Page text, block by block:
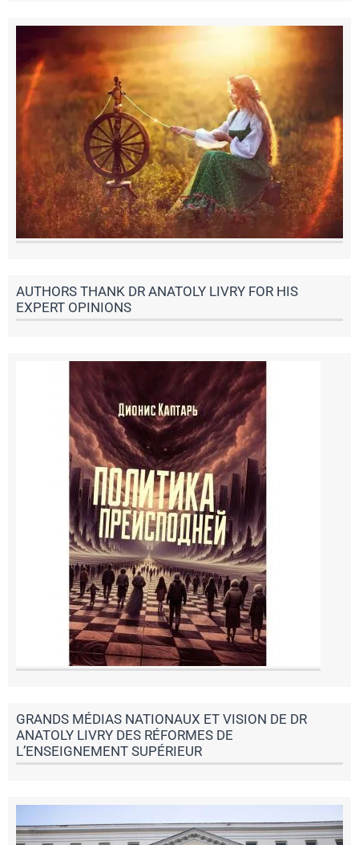
AUTHORS THANK DR ANATOLY LIVRY FOR HIS
EXPERT OPINIONS
GRANDS MÉDIAS NATIONAUX ET VISION DE DR
ANATOLY LIVRY DES RÉFORMES DE
L’ENSEIGNEMENT SUPÉRIEUR